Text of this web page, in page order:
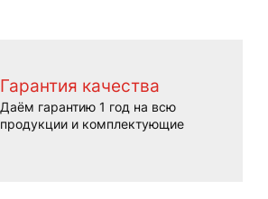
Гарантия качества
Даём гарантию 1 год на всю
продукции и комплектующие